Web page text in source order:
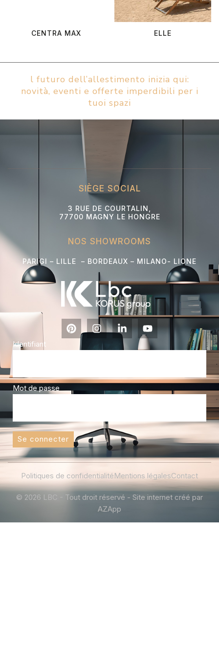
CENTRA MAX ELLE
l futuro dell’allestimento inizia qui:
novità, eventi e offerte imperdibili per i
tuoi spazi
SIÈGE SOCIAL
3 RUE DE COURTALIN,
77700 MAGNY LE HONGRE
NOS SHOWROOMS
PARIGI – LILLE – BORDEAUX – MILANO- LIONE
Identifiant
Mot de passe
Se connecter
Politiques de confidentialitéMentions légalesContact
© 2026 LBC - Tout droit réservé - Site internet créé par
AZApp